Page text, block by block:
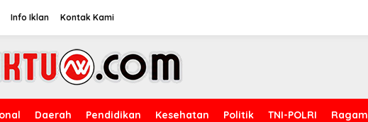
Info Iklan Kontak Kami
Daerah Pendidikan Kesehatan Politik TNI-POLRI Ragam